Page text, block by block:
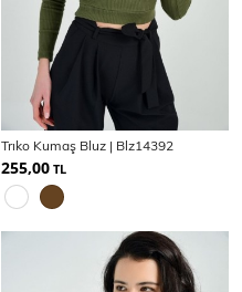
Trıko Kumaş Bluz | Blz14392
255,00 TL